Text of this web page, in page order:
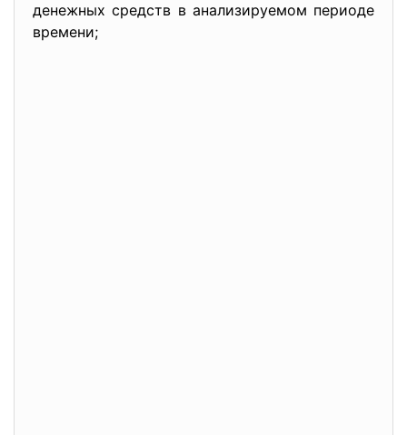
денежных средств в анализируемом периоде
времени;